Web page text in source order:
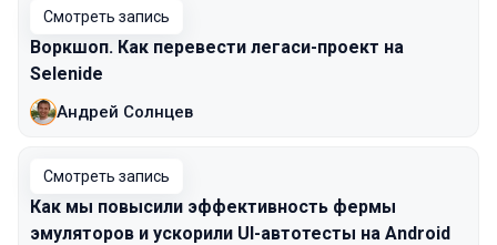
Смотреть запись
Воркшоп. Как перевести легаси-проект на
Selenide
Андрей Солнцев
Смотреть запись
Как мы повысили эффективность фермы
эмуляторов и ускорили UI-автотесты на Android